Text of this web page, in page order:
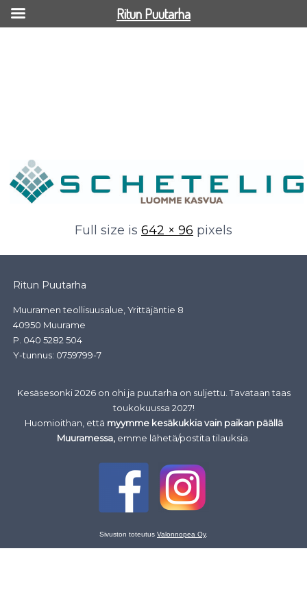
Full size is 642 × 96 pixels
Ritun Puutarha
Muuramen teollisuusalue, Yrittäjäntie 8
40950 Muurame
P. 040 5282 504
Y-tunnus: 0759799-7
Kesäsesonki 2026 on ohi ja puutarha on suljettu. Tavataan taas
toukokuussa 2027!
Huomioithan, että myymme kesäkukkia vain paikan päällä
Muuramessa, emme lähetä/postita tilauksia.
Sivuston toteutus Valonnopea Oy.
Ritun Puutarha